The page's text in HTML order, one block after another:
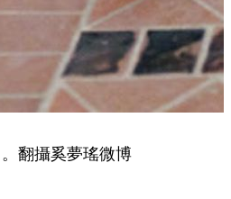
翻攝奚夢瑤微博